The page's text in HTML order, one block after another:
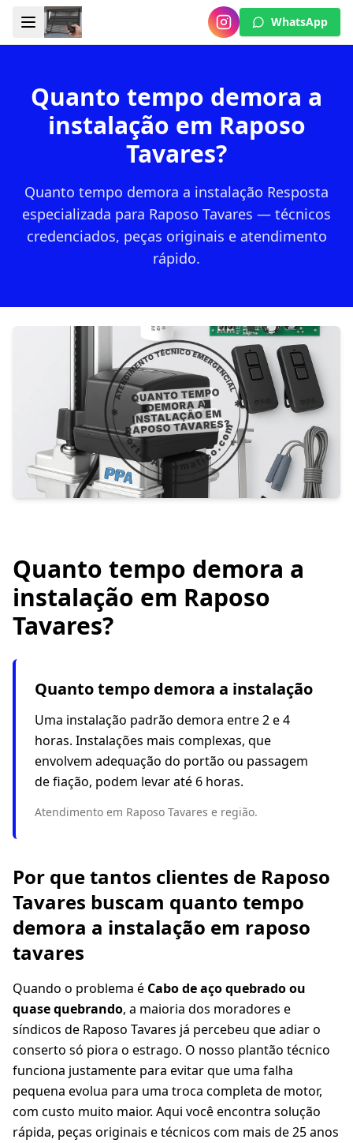
WhatsApp
Quanto tempo demora a
instalação em Raposo
Tavares?
Quanto tempo demora a instalação Resposta
especializada para Raposo Tavares — técnicos
credenciados, peças originais e atendimento
rápido.
Quanto tempo demora a
instalação em Raposo
Tavares?
Quanto tempo demora a instalação
Uma instalação padrão demora entre 2 e 4
horas. Instalações mais complexas, que
envolvem adequação do portão ou passagem
de fiação, podem levar até 6 horas.
Atendimento em Raposo Tavares e região.
Por que tantos clientes de Raposo
Tavares buscam quanto tempo
demora a instalação em raposo
tavares
Quando o problema é Cabo de aço quebrado ou
quase quebrando, a maioria dos moradores e
síndicos de Raposo Tavares já percebeu que adiar o
conserto só piora o estrago. O nosso plantão técnico
funciona justamente para evitar que uma falha
pequena evolua para uma troca completa de motor,
com custo muito maior. Aqui você encontra solução
rápida, peças originais e técnicos com mais de 25 anos